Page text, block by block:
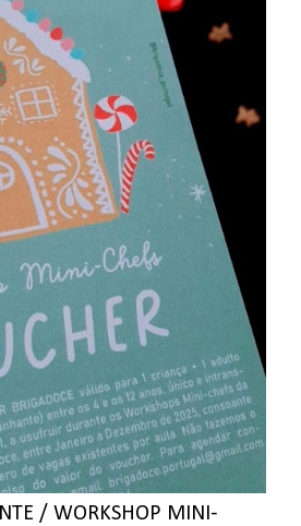
/ WORKSHOP MINI-